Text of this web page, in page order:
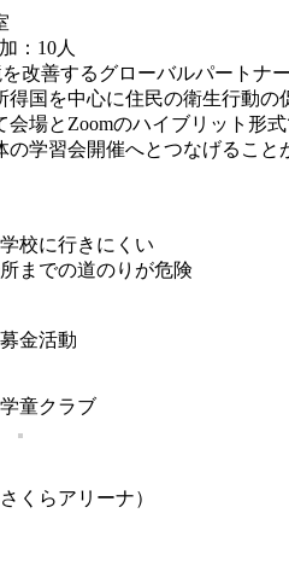
：10人
改善するグローバルパートナ
得国を中心に住民の衛生行動
場とZoomのハイブリット形
の学習会開催へとつなげること
校に行きにくい
までの道のりが危険
金活動
童クラブ
くらアリーナ）